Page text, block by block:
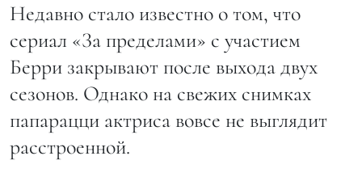
Недавно стало известно о том, что
сериал «За пределами» с участием
Берри закрывают после выхода двух
сезонов. Однако на свежих снимках
папарацци актриса вовсе не выглядит
расстроенной.